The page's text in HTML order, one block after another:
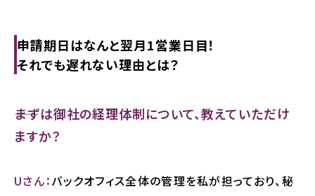
申請期日はなんと翌月1営業日目！
それでも遅れない理由とは？
――まずは御社の経理体制について、教えていただけ
ますか？
Uさん：バックオフィス全体の管理を私が担っており、秘